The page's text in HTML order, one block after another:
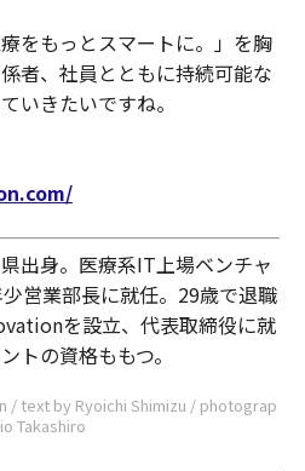
をもっとスマートに。」を胸
者、社員とともに持続可能な
いきたいですね。
出身。医療系IT上場ベンチャ
営業部長に就任。29歳で退職
を設立、代表取締役に就
トの資格ももつ。
/ text by Ryoichi Shimizu / photograp
Takashiro